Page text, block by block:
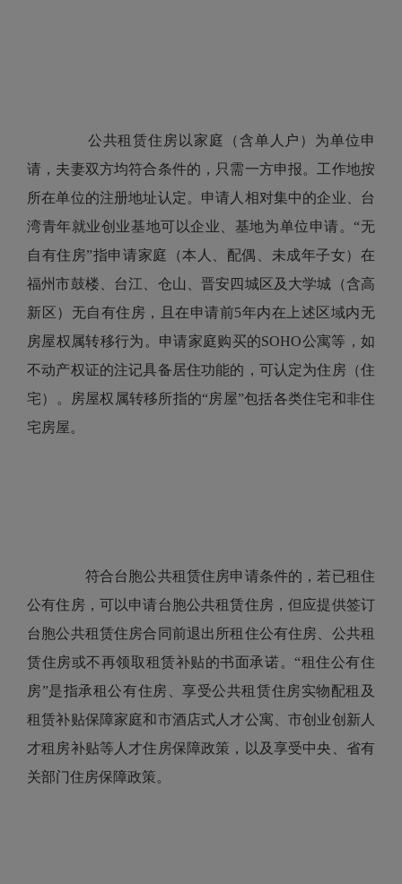
公共租赁住房以家庭（含单人户）为单位申
请，夫妻双方均符合条件的，只需一方申报。工作地按
所在单位的注册地址认定。申请人相对集中的企业、台
湾青年就业创业基地可以企业、基地为单位申请。“无
自有住房”指申请家庭（本人、配偶、未成年子女）在
福州市鼓楼、台江、仓山、晋安四城区及大学城（含高
新区）无自有住房，且在申请前5年内在上述区域内无
房屋权属转移行为。申请家庭购买的SOHO公寓等，如
不动产权证的注记具备居住功能的，可认定为住房（住
宅）。房屋权属转移所指的“房屋”包括各类住宅和非住
宅房屋。
符合台胞公共租赁住房申请条件的，若已租住
公有住房，可以申请台胞公共租赁住房，但应提供签订
台胞公共租赁住房合同前退出所租住公有住房、公共租
赁住房或不再领取租赁补贴的书面承诺。“租住公有住
房”是指承租公有住房、享受公共租赁住房实物配租及
租赁补贴保障家庭和市酒店式人才公寓、市创业创新人
才租房补贴等人才住房保障政策，以及享受中央、省有
关部门住房保障政策。